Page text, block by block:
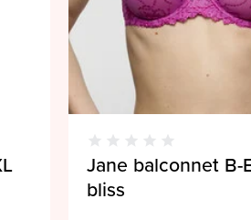
Jane balconnet B-
bliss